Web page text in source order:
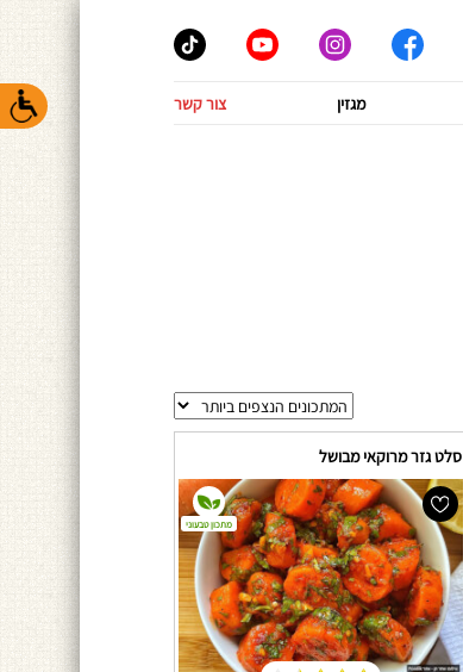
מגזין צור קשר
סלט גזר מרוקאי מבושל
מתכון טבעוני